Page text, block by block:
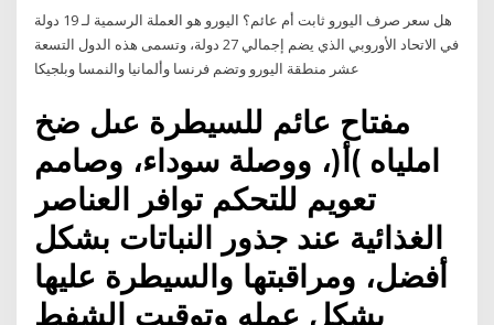
هل سعر صرف اليورو ثابت أم عائم؟ اليورو هو العملة الرسمية لـ 19 دولة
في الاتحاد الأوروبي الذي يضم إجمالي 27 دولة، وتسمى هذه الدول التسعة
عشر منطقة اليورو وتضم فرنسا وألمانيا والنمسا وبلجيكا
مفتاح عائم للسيطرة عىل ضخ
املياه )أ(، ووصلة سوداء، وصامم
تعويم للتحكم توافر العناصر
الغذائية عند جذور النباتات بشكل
أفضل، ومراقبتها والسيطرة عليها
بشكل عمله وتوقيت الشفط